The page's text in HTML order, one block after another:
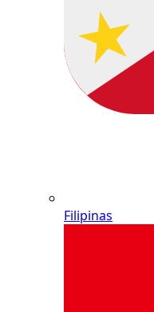
Filipinas